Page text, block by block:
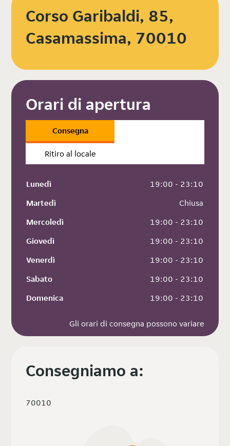
Corso Garibaldi, 85,
Casamassima, 70010
Orari di apertura
Consegna
Ritiro al locale
Lunedì
19:00 - 23:10
Martedì
Chiusa
Mercoledì
19:00 - 23:10
Giovedì
19:00 - 23:10
Venerdì
19:00 - 23:10
Sabato
19:00 - 23:10
Domenica
19:00 - 23:10
Gli orari di consegna possono variare
Consegniamo a:
70010